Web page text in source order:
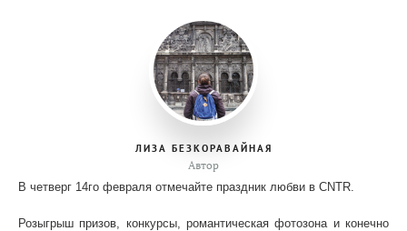
ЛИЗА БЕЗКОРАВАЙНАЯ
Автор
В четверг 14го февраля отмечайте праздник любви в CNTR.
Розыгрыш призов, конкурсы, романтическая фотозона и конечно